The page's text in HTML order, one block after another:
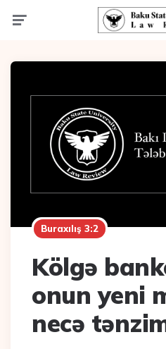
Buraxılış 3:2
Kölgə
onun yeni
necə